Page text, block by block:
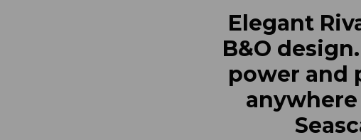
Elegant
B&O
power and